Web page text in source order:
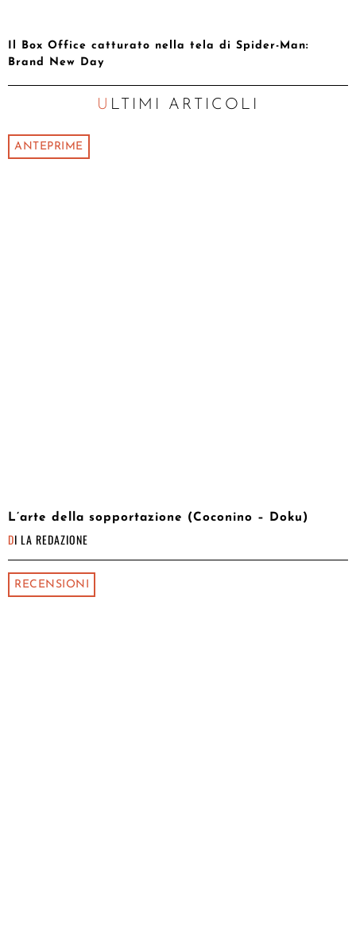
Il Box Office catturato nella tela di Spider-Man:
Brand New Day
ULTIMI ARTICOLI
ANTEPRIME
L’arte della sopportazione (Coconino – Doku)
DI LA REDAZIONE
RECENSIONI